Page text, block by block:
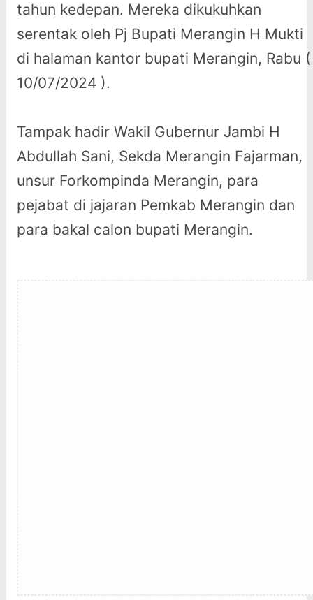
tahun kedepan. Mereka dikukuhkan
serentak oleh Pj Bupati Merangin H Mukti
di halaman kantor bupati Merangin, Rabu (
10/07/2024 ).
Tampak hadir Wakil Gubernur Jambi H
Abdullah Sani, Sekda Merangin Fajarman,
unsur Forkompinda Merangin, para
pejabat di jajaran Pemkab Merangin dan
para bakal calon bupati Merangin.